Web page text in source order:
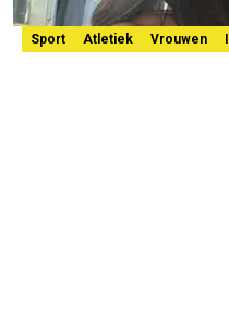
Sport Atletiek Vrouwen